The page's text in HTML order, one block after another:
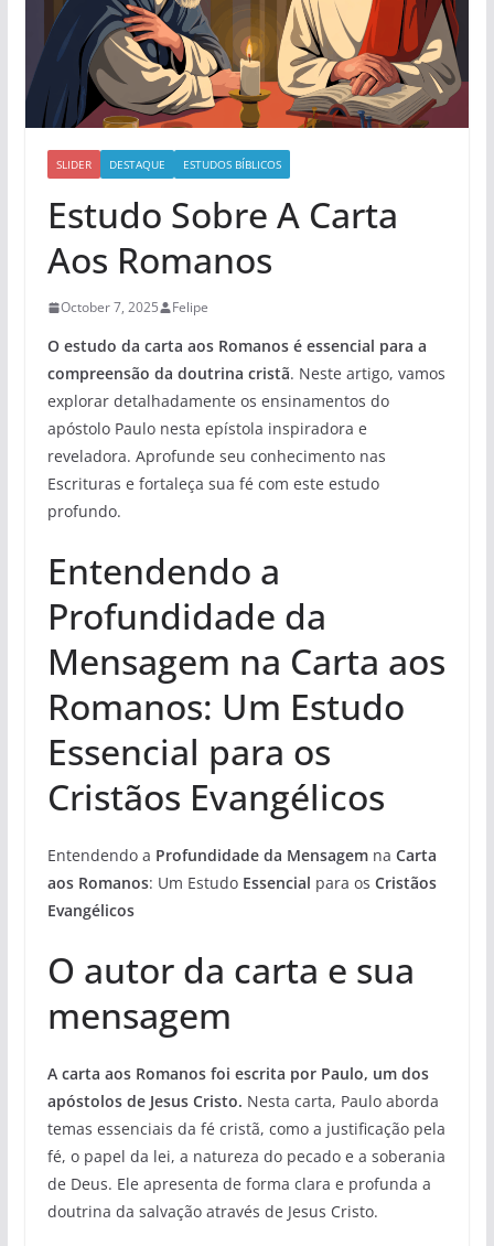
SLIDER DESTAQUE ESTUDOS BÍBLICOS
Estudo Sobre A Carta
Aos Romanos
October 7, 2025 Felipe
O estudo da carta aos Romanos é essencial para a
compreensão da doutrina cristã. Neste artigo, vamos
explorar detalhadamente os ensinamentos do
apóstolo Paulo nesta epístola inspiradora e
reveladora. Aprofunde seu conhecimento nas
Escrituras e fortaleça sua fé com este estudo
profundo.
Entendendo a
Profundidade da
Mensagem na Carta aos
Romanos: Um Estudo
Essencial para os
Cristãos Evangélicos
Entendendo a Profundidade da Mensagemna Carta
aos Romanos: Um Estudo Essencial para os Cristãos
Evangélicos
O autor da carta e sua
mensagem
A carta aos Romanos foi escrita por Paulo, um dos
apóstolos de Jesus Cristo. Nesta carta, Paulo aborda
temas essenciais da fé cristã, como a justificação pela
fé, o papel da lei, a natureza do pecado e a soberania
de Deus. Ele apresenta de forma clara e profunda a
doutrina da salvação através de Jesus Cristo.